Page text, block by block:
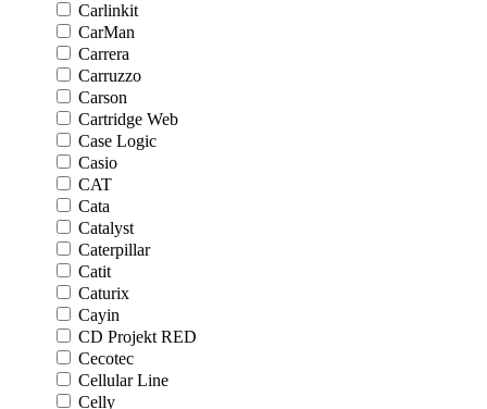
Carlinkit
CarMan
Carrera
Carruzzo
Carson
Cartridge Web
Case Logic
Casio
CAT
Cata
Catalyst
Caterpillar
Catit
Caturix
Cayin
CD Projekt RED
Cecotec
Cellular Line
Celly